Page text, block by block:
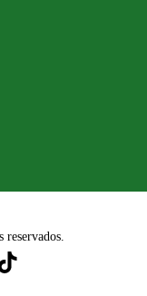
reservados.